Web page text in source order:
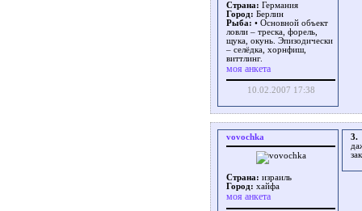
Страна: Германия
Город: Берлин
Рыба: • Основной объект
ловли – треска, форель,
щука, окунь. Эпизодически
– селёдка, хорнфиш,
виттлинг.
моя анкета
10.02.2007 17:38
vovochka
Страна: израиль
Город: хайфа
моя анкета
3.